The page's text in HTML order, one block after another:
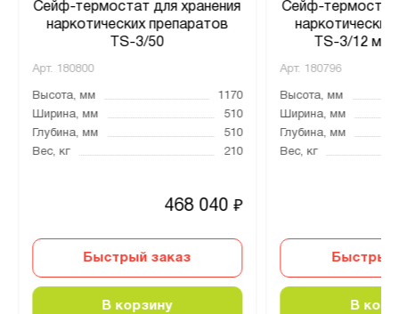
Сейф-термостат для хранения
наркотических препаратов
TS-3/50
Арт. 180800
Высота, мм
1170
Ширина, мм
510
Глубина, мм
510
Вес, кг
210
468 040₽
Быстрый заказ
В корзину
Сейф-термостат
TS-3/12
Арт. 180796
Высота, мм
Ширина, мм
Глубина, мм
Вес, кг
Быстрый
В